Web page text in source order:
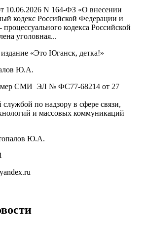
10.06.2026 N 164-ФЗ «О внесении
кодекс Российской Федерации и
кодекса Российской
уголовная...
«Это Юганск, детка!»
Ю.А.
СМИ ЭЛ № ФС77-68214 от 27
по надзору в сфере связи,
и массовых коммуникаций
Ю.А.